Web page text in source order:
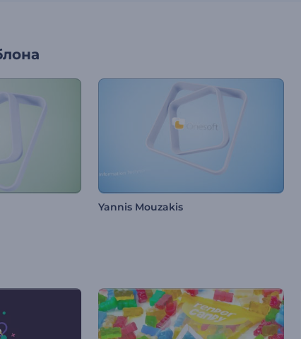
Yannis Mouzakis